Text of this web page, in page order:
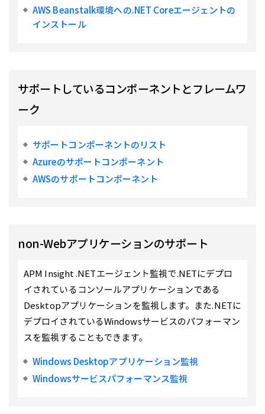
AWS Beanstalk環境への.NET Coreエージェントの
インストール
サポートしているコンポーネントとフレームワ
ーク
サポートコンポーネントのリスト
Azureのサポートコンポーネント
AWSのサポートコンポーネント
non-Webアプリケーションのサポート
APM Insight .NETエージェント監視で.NETにデプロ
イされているコンソールアプリケーションである
Desktopアプリケーションを監視します。また.NETに
デプロイされているWindowsサービスのパフォーマン
スを監視することもできます。
Windows Desktopアプリケーション監視
Windowsサービスパフォーマンス監視